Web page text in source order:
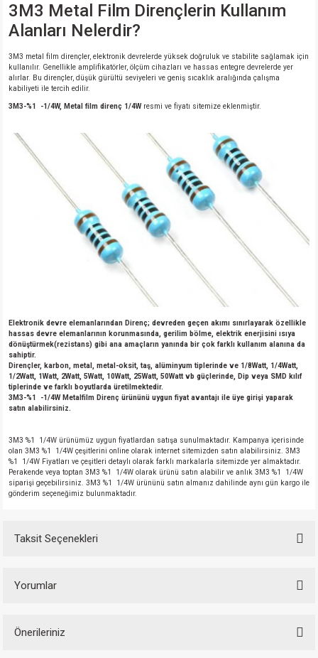
3M3 Metal Film Dirençlerin Kullanım
Alanları Nelerdir?
3M3 metal film dirençler, elektronik devrelerde yüksek doğruluk ve stabilite sağlamak için
kullanılır. Genellikle amplifikatörler, ölçüm cihazları ve hassas entegre devrelerde yer
alırlar. Bu dirençler, düşük gürültü seviyeleri ve geniş sıcaklık aralığında çalışma
kabiliyeti ile tercih edilir.
3M3-%1 -1/4W, Metal film direnç 1/4Wresmi ve fiyatı sitemize eklenmiştir.
Elektronik devre elemanlarından Direnç; devreden geçen akımı sınırlayarak özellikle
hassas devre elemanlarının korunmasında, gerilim bölme, elektrik enerjisini ısıya
dönüştürmek(rezistans) gibi ana amaçların yanında bir çok farklı kullanım alanına da
sahiptir.
Dirençler, karbon, metal, metal-oksit, taş, alüminyum tiplerinde ve 1/8Watt, 1/4Watt,
1/2Watt, 1Watt, 2Watt, 5Watt, 10Watt, 25Watt, 50Watt vb güçlerinde, Dip veya SMD kılıf
tiplerinde ve farklı boyutlarda üretilmektedir.
3M3-%1 -1/4W Metalfilm Direnç ürününü uygun fiyat avantajı ile üye girişi yaparak
satın alabilirsiniz.
3M3 %1 1/4W ürünümüz uygun fiyatlardan satışa sunulmaktadır. Kampanya içerisinde
olan 3M3 %1 1/4W çeşitlerini online olarak internet sitemizden satın alabilirsiniz. 3M3
%1 1/4W Fiyatları ve çeşitleri detaylı olarak farklı markalarla sitemizde yer almaktadır.
Perakende veya toptan 3M3 %1 1/4W olarak ürünü satın alabilir ve anlık 3M3 %1 1/4W
siparişi geçebilirsiniz. 3M3 %1 1/4W ürününü satın almanız dahilinde aynı gün kargo ile
gönderim seçeneğimiz bulunmaktadır.
Taksit Seçenekleri
Yorumlar
Önerileriniz